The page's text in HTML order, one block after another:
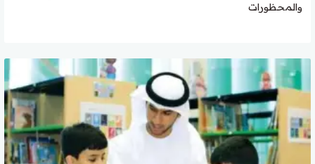
والمحظورات